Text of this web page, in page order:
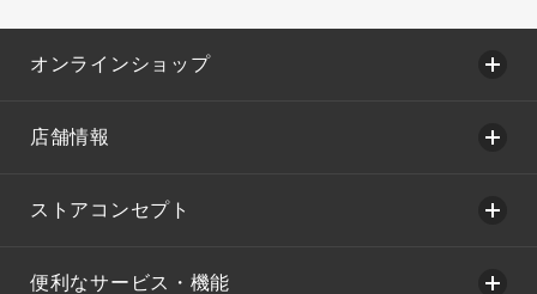
オンラインショップ
店舗情報
ストアコンセプト
便利なサービス・機能